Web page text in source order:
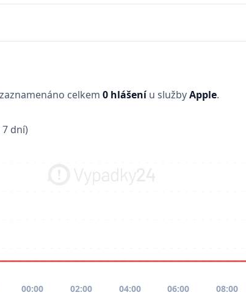
celkem 0 hlášeníu službyApple.
dní)
00:00 02:00 04:00 06:00 08:00